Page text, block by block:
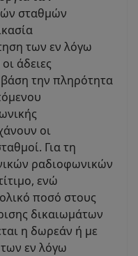
σταθμών
των εν λόγω
άδειες
την πληρότητα
οι
Για τη
ραδιοφωνικών
ενώ
ποσό στους
δικαιωμάτων
η δωρεάν ή με
εν λόγω